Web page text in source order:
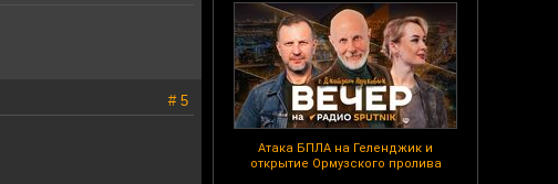
Атака БПЛА на Геленджик и
открытие Ормузского пролива
# 5